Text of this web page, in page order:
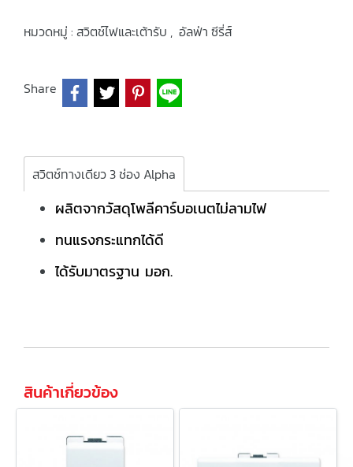
หมวดหมู่ : สวิตช์ไฟและเต้ารับ , อัลฟ่า ซีรี่ส์
Share
สวิตช์ทางเดียว 3 ช่อง Alpha
ผลิตจากวัสดุโพลีคาร์บอเนตไม่ลามไฟ
ทนแรงกระแทกได้ดี
ได้รับมาตรฐาน มอก.
สินค้าเกี่ยวข้อง